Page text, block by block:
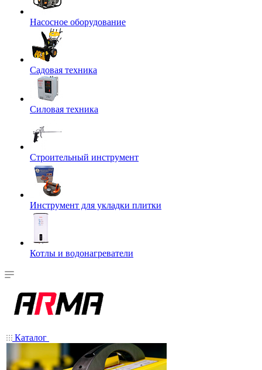
Насосное оборудование
Садовая техника
Силовая техника
Строительный инструмент
Инструмент для укладки плитки
Котлы и водонагреватели
Каталог